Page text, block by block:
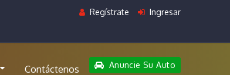
Regístrate Ingresar
Contáctenos
Anuncie Su Auto